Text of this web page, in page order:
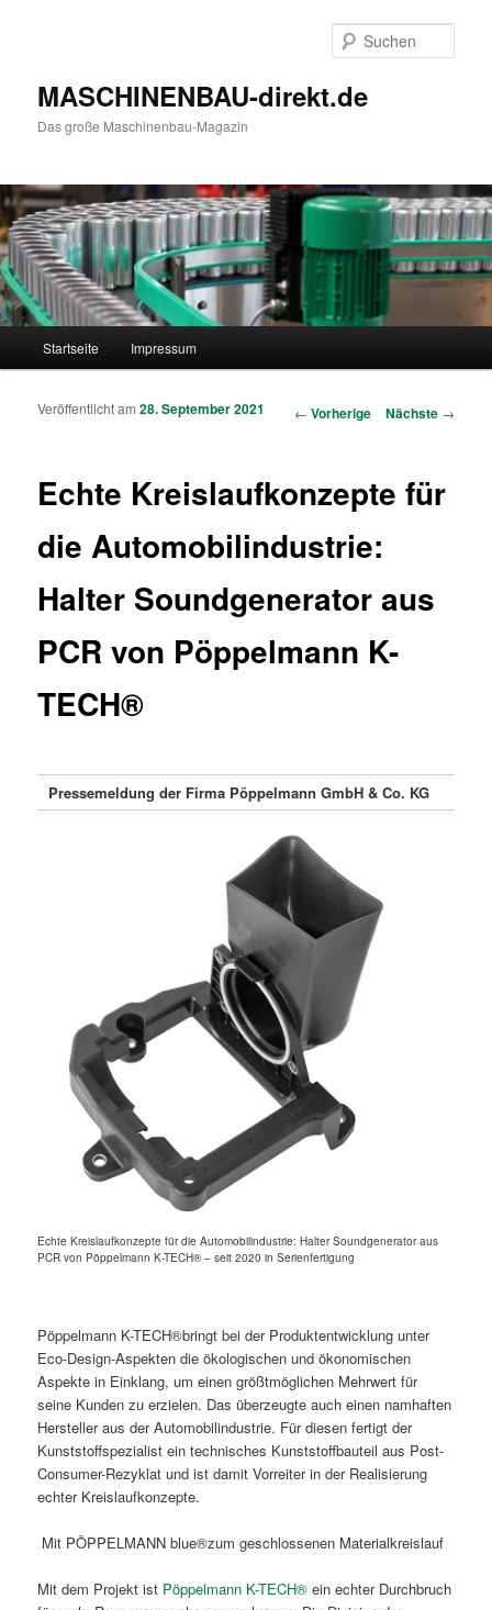
MASCHINENBAU-direkt.de
Das große Maschinenbau-Magazin
Zum Inhalt wechseln
Zum sekundären Inhalt wechseln
Startseite Impressum
Artikelnavigation
← Vorherige Nächste →
Echte Kreislaufkonzepte für
die Automobilindustrie:
Halter Soundgenerator aus
PCR von Pöppelmann K-
TECH®
Veröffentlicht am28. September 2021
Pressemeldung der Firma Pöppelmann GmbH & Co. KG
Echte Kreislaufkonzepte für die Automobilindustrie: Halter Soundgenerator aus
PCR von Pöppelmann K-TECH® – seit 2020 in Serienfertigung
Pöppelmann K-TECH®bringt bei der Produktentwicklung unter
Eco-Design-Aspekten die ökologischen und ökonomischen
Aspekte in Einklang, um einen größtmöglichen Mehrwert für
seine Kunden zu erzielen. Das überzeugte auch einen namhaften
Hersteller aus der Automobilindustrie. Für diesen fertigt der
Kunststoffspezialist ein technisches Kunststoffbauteil aus Post-
Consumer-Rezyklat und ist damit Vorreiter in der Realisierung
echter Kreislaufkonzepte.
Mit PÖPPELMANN blue®zum geschlossenen Materialkreislauf
Mit dem Projekt ist Pöppelmann K-TECH® ein echter Durchbruch